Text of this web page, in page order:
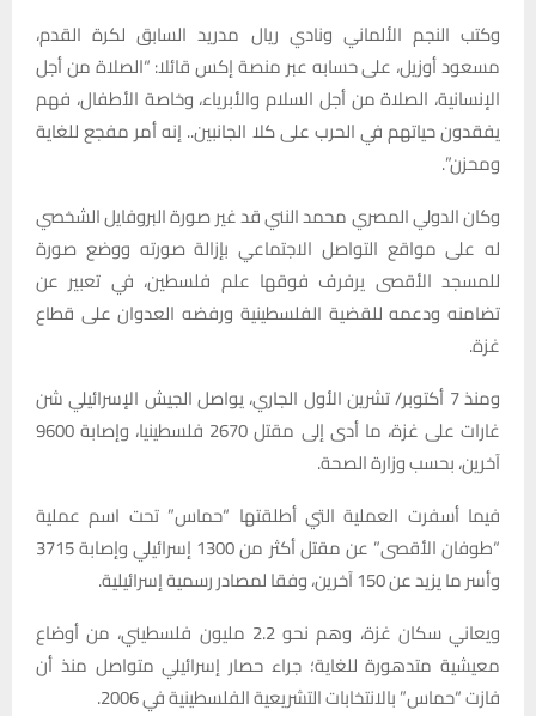
وكتب النجم الألماني ونادي ريال مدريد السابق لكرة القدم،
مسعود أوزيل، على حسابه عبر منصة إكس قائلا: “الصلاة من أجل
الإنسانية، الصلاة من أجل السلام والأبرياء، وخاصة الأطفال، فهم
يفقدون حياتهم في الحرب على كلا الجانبين.. إنه أمر مفجع للغاية
ومحزن”.
وكان الدولي المصري محمد النني قد غير صورة البروفايل الشخصي
له على مواقع التواصل الاجتماعي بإزالة صورته ووضع صورة
للمسجد الأقصى يرفرف فوقها علم فلسطين، في تعبير عن
تضامنه ودعمه للقضية الفلسطينية ورفضه العدوان على قطاع
غزة.
ومنذ 7 أكتوبر/ تشرين الأول الجاري، يواصل الجيش الإسرائيلي شن
غارات على غزة، ما أدى إلى مقتل 2670 فلسطينيا، وإصابة 9600
آخرين، بحسب وزارة الصحة.
فيما أسفرت العملية التي أطلقتها “حماس” تحت اسم عملية
“طوفان الأقصى” عن مقتل أكثر من 1300 إسرائيلي وإصابة 3715
وأسر ما يزيد عن 150 آخرين، وفقا لمصادر رسمية إسرائيلية.
ويعاني سكان غزة، وهم نحو 2.2 مليون فلسطيني، من أوضاع
معيشية متدهورة للغاية؛ جراء حصار إسرائيلي متواصل منذ أن
فازت “حماس” بالانتخابات التشريعية الفلسطينية في 2006.